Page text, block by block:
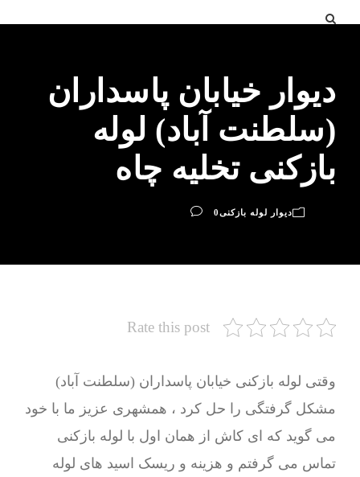
دیوار خیابان پاسداران
(سلطنت آباد) لوله
بازکنی تخلیه چاه
دیوار لوله بازکنی0
Rate this post
وقتی لوله بازکنی خیابان پاسداران (سلطنت آباد)
مشکل گرفتگی را حل کرد ، همشهری عزیز ما با خود
می گوید که ای کاش از همان اول با لوله بازکنی
تماس می گرفتم و هزینه و ریسک اسید های لوله